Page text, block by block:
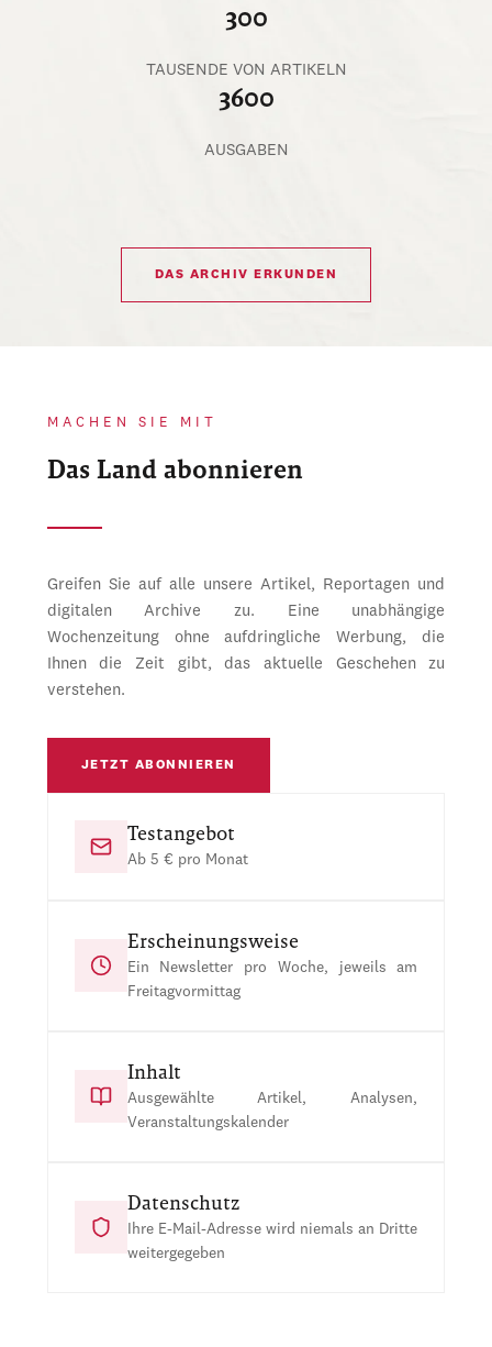
300
TAUSENDE VON ARTIKELN
3600
AUSGABEN
DAS ARCHIV ERKUNDEN
MACHEN SIE MIT
Das Land abonnieren
Greifen Sie auf alle unsere Artikel, Reportagen und
digitalen Archive zu. Eine unabhängige
Wochenzeitung ohne aufdringliche Werbung, die
Ihnen die Zeit gibt, das aktuelle Geschehen zu
verstehen.
JETZT ABONNIEREN
Testangebot
Ab 5 € pro Monat
Erscheinungsweise
Ein Newsletter pro Woche, jeweils am
Freitagvormittag
Inhalt
Ausgewählte Artikel, Analysen,
Veranstaltungskalender
Datenschutz
Ihre E-Mail-Adresse wird niemals an Dritte
weitergegeben